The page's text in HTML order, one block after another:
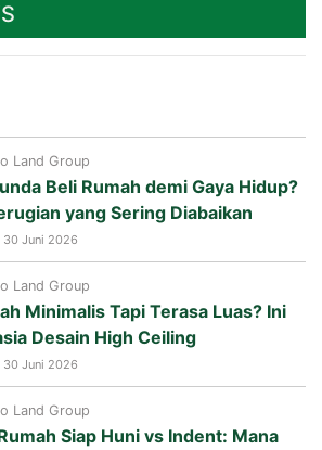
Land Group
Beli Rumah demi Gaya Hidup?
yang Sering Diabaikan
30 Juni 2026
Land Group
Minimalis Tapi Terasa Luas? Ini
Desain High Ceiling
30 Juni 2026
Land Group
Siap Huni vs Indent: Mana